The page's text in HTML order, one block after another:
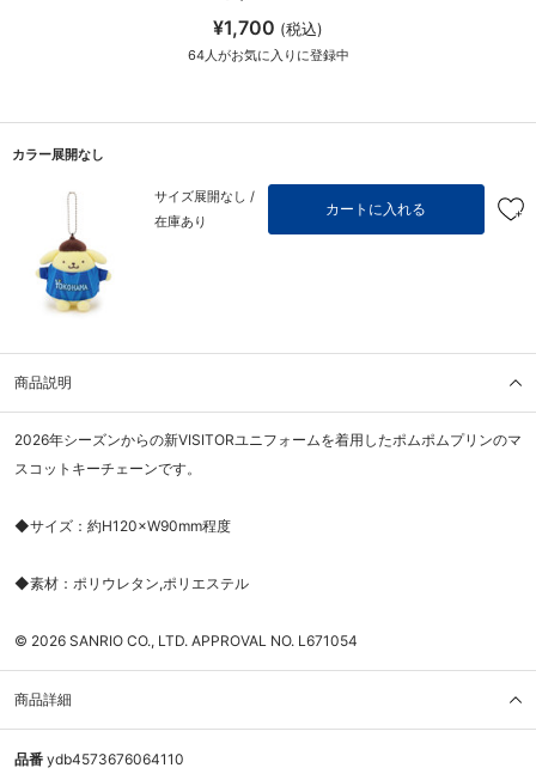
¥1,700 (税込)
64人がお気に入りに登録中
カラー展開なし
サイズ展開なし /
在庫あり
カートに入れる
商品説明
2026年シーズンからの新VISITORユニフォームを着用したポムポムプリンのマ
スコットキーチェーンです。
◆サイズ：約H120×W90mm程度
◆素材：ポリウレタン,ポリエステル
© 2026 SANRIO CO., LTD. APPROVAL NO. L671054
商品詳細
品番 ydb4573676064110